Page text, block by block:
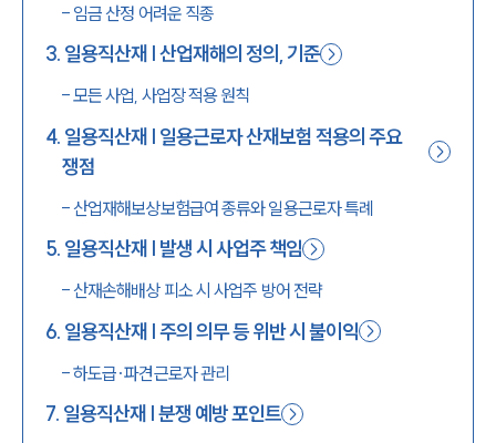
- 임금 산정 어려운 직종
3. 일용직산재 | 산업재해의 정의, 기준
-모든 사업, 사업장 적용 원칙
4. 일용직산재 | 일용근로자 산재보험 적용의 주요
쟁점
-산업재해보상보험급여 종류와 일용근로자 특례
5. 일용직산재 | 발생 시 사업주 책임
-산재손해배상 피소 시 사업주 방어 전략
6. 일용직산재 | 주의 의무 등 위반 시 불이익
-하도급·파견근로자 관리
7. 일용직산재 | 분쟁 예방 포인트